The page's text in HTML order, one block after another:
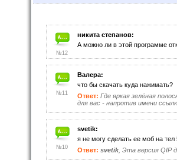
никита степанов:
А можно ли в этой программе
№12
Валера:
что бы скачать куда нажимать?
Ответ: Где яркая зелёная
для вас - напротив имени
№11
svetik:
я не могу сделать ее моб на тел
Ответ: svetik , Эта версия QIP
№10